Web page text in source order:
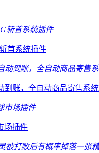
斩首系统插件
到账，全自动商品寄售系统
场插件